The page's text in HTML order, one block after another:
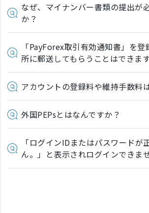
なぜ、マイナンバー書類の提出が
か？
「PayForex取引有効通知書」を
所に郵送してもらうことはできま
アカウントの登録料や維持手数料
外国PEPsとはなんですか？
「ログインIDまたはパスワードが
ん。」と表示されログインできませ